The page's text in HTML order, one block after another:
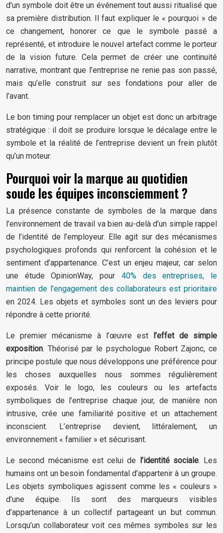
d’un symbole doit être un événement tout aussi ritualisé que
sa première distribution. Il faut expliquer le « pourquoi » de
ce changement, honorer ce que le symbole passé a
représenté, et introduire le nouvel artefact comme le porteur
de la vision future. Cela permet de créer une continuité
narrative, montrant que l’entreprise ne renie pas son passé,
mais qu’elle construit sur ses fondations pour aller de
l’avant.
Le bon timing pour remplacer un objet est donc un arbitrage
stratégique : il doit se produire lorsque le décalage entre le
symbole et la réalité de l’entreprise devient un frein plutôt
qu’un moteur.
Pourquoi voir la marque au quotidien
soude les équipes inconsciemment ?
La présence constante de symboles de la marque dans
l’environnement de travail va bien au-delà d’un simple rappel
de l’identité de l’employeur. Elle agit sur des mécanismes
psychologiques profonds qui renforcent la cohésion et le
sentiment d’appartenance. C’est un enjeu majeur, car selon
une étude OpinionWay, pour 40% des entreprises, le
maintien de l’engagement des collaborateurs est prioritaire
en 2024. Les objets et symboles sont un des leviers pour
répondre à cette priorité.
Le premier mécanisme à l’œuvre est
l’effet de simple
exposition. Théorisé par le psychologue Robert Zajonc, ce
principe postule que nous développons une préférence pour
les choses auxquelles nous sommes régulièrement
exposés. Voir le logo, les couleurs ou les artefacts
symboliques de l’entreprise chaque jour, de manière non
intrusive, crée une familiarité positive et un attachement
inconscient. L’entreprise devient, littéralement, un
environnement « familier » et sécurisant.
Le second mécanisme est celui de l’identité sociale. Les
humains ont un besoin fondamental d’appartenir à un groupe.
Les objets symboliques agissent comme les « couleurs »
d’une équipe. Ils sont des marqueurs visibles
d’appartenance à un collectif partageant un but commun.
Lorsqu’un collaborateur voit ces mêmes symboles sur les